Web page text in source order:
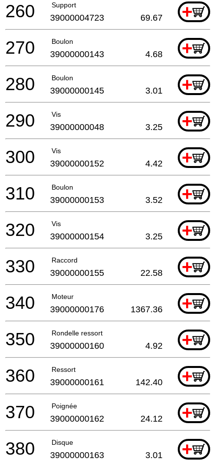
Support +
260 39000004723 69.67
Boulon +
270 39000000143 4.68
Boulon +
280 39000000145 3.01
Vis +
290 39000000048 3.25
Vis +
300 39000000152 4.42
Boulon +
310 39000000153 3.52
Vis +
320 39000000154 3.25
Raccord +
330 39000000155 22.58
Moteur +
340 39000000176 1367.36
Rondelle ressort +
350 39000000160 4.92
Ressort +
360 39000000161 142.40
Poignée +
370 39000000162 24.12
Disque +
380 39000000163 3.01